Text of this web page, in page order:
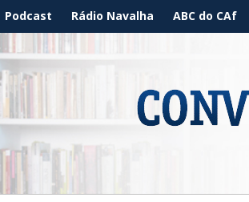
Podcast Rádio Navalha ABC do CAf